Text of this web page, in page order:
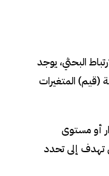
البحثي، يوجد
المتغيرات
أو مستوى
تهدف إلى تحدد